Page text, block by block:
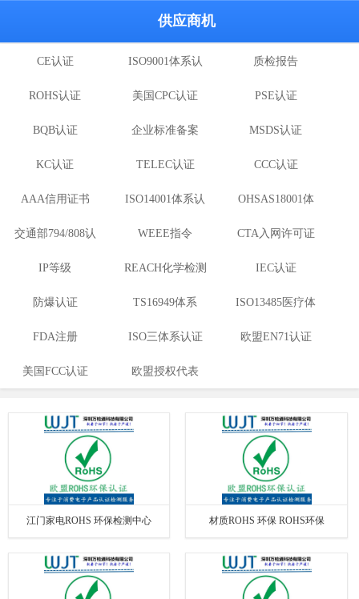
供应商机
CE认证 ISO9001体系认
证
质检报告
ROHS认证 美国CPC认证 PSE认证
BQB认证 企业标准备案 MSDS认证
KC认证 TELEC认证 CCC认证
AAA信用证书 ISO14001体系认
证
OHSAS18001体
系认证
交通部794/808认
证
WEEE指令 CTA入网许可证
IP等级 REACH化学检测 IEC认证
防爆认证 TS16949体系 ISO13485医疗体
系
FDA注册 ISO三体系认证
办理
欧盟EN71认证
美国FCC认证 欧盟授权代表
江门家电ROHS 环保检测中心 材质ROHS 环保 ROHS环保